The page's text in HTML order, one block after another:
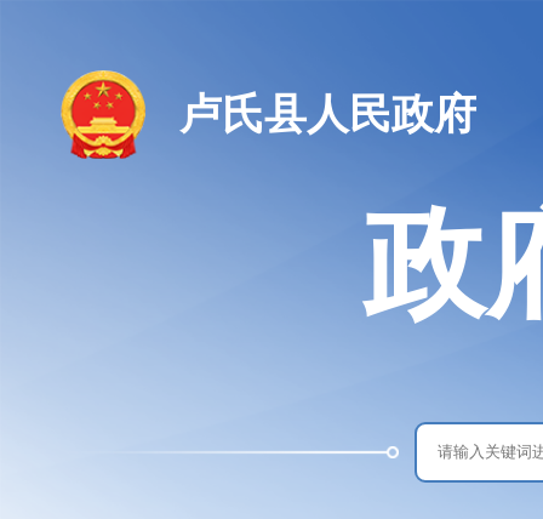
卢氏县人民政府
政